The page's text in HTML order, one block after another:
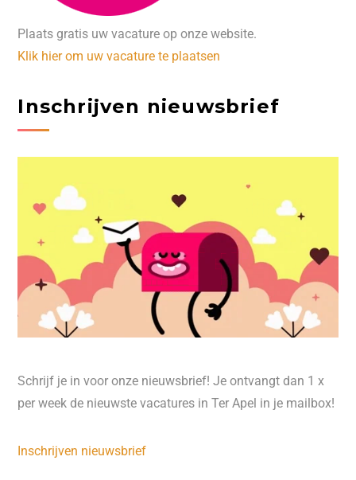
Plaats gratis uw vacature op onze website.
Klik hier om uw vacature te plaatsen
Inschrijven nieuwsbrief
Schrijf je in voor onze nieuwsbrief! Je ontvangt dan 1 x
per week de nieuwste vacatures in Ter Apel in je mailbox!
Inschrijven nieuwsbrief